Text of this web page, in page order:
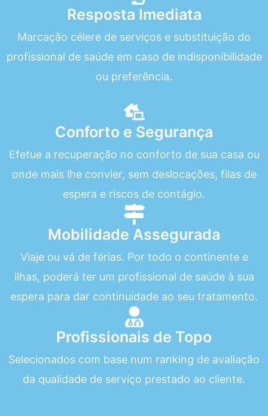
Resposta Imediata
Marcação célere de serviços e substituição do
profissional de saúde em caso de indisponibilidade
ou preferência.
Conforto e Segurança
Efetue a recuperação no conforto de sua casa ou
onde mais lhe convier, sem deslocações, filas de
espera e riscos de contágio.
Mobilidade Assegurada
Viaje ou vá de férias. Por todo o continente e
ilhas, poderá ter um profissional de saúde à sua
espera para dar continuidade ao seu tratamento.
Profissionais de Topo
Selecionados com base num ranking de avaliação
da qualidade de serviço prestado ao cliente.